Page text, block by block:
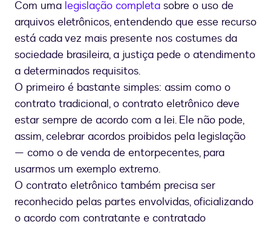
Com uma legislação completa sobre o uso de
arquivos eletrônicos, entendendo que esse recurso
está cada vez mais presente nos costumes da
sociedade brasileira, a justiça pede o atendimento
a determinados requisitos.
O primeiro é bastante simples: assim como o
contrato tradicional, o contrato eletrônico deve
estar sempre de acordo com a lei. Ele não pode,
assim, celebrar acordos proibidos pela legislação
— como o de venda de entorpecentes, para
usarmos um exemplo extremo.
O contrato eletrônico também precisa ser
reconhecido pelas partes envolvidas, oficializando
o acordo com contratante e contratado